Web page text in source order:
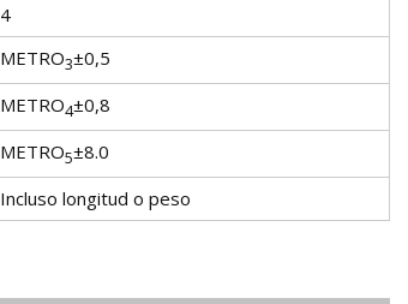
4
METRO3±0,5
METRO4±0,8
METRO5±8.0
Incluso longitud o peso